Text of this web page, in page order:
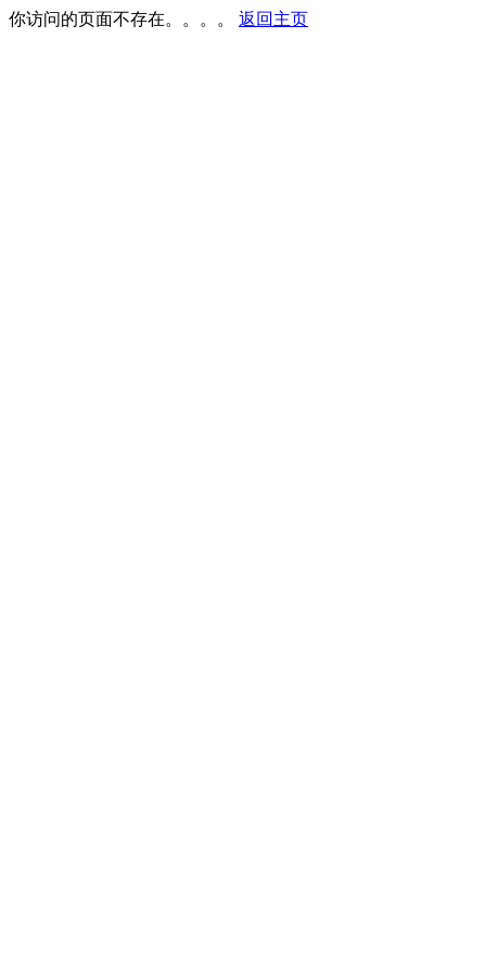
你访问的页面不存在。。。。 返回主页